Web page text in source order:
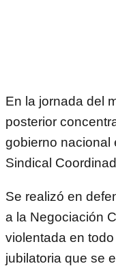
En la jornada del
posterior
gobierno nacional
Sindical
Se realizó en
a la Negociación
violentada en
jubilatoria que se